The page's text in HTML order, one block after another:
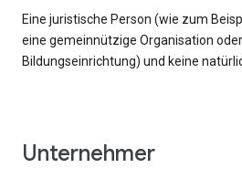
Eine juristische Person (wie zum
eine gemeinnützige Organisation
Bildungseinrichtung) und keine
Unternehmer